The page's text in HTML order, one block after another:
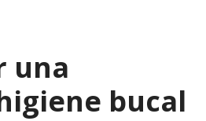
una
bucal